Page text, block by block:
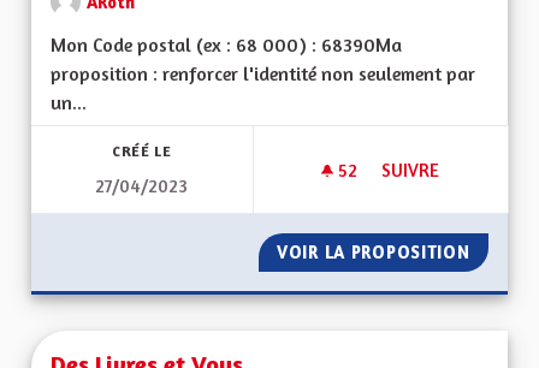
Mon Code postal (ex : 68 000) : 68390Ma
proposition : renforcer l'identité non seulement par
un...
CRÉÉ LE
27/04/2023
52 52 ABONNÉS
SUIVRE
VOIR LA PROPOSITION UNE